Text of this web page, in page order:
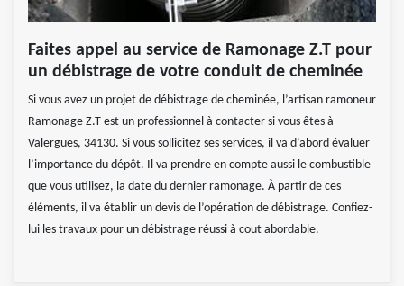
Faites appel au service de Ramonage Z.T pour
un débistrage de votre conduit de cheminée
Si vous avez un projet de débistrage de cheminée, l’artisan ramoneur
Ramonage Z.T est un professionnel à contacter si vous êtes à
Valergues, 34130. Si vous sollicitez ses services, il va d’abord évaluer
l’importance du dépôt. Il va prendre en compte aussi le combustible
que vous utilisez, la date du dernier ramonage. À partir de ces
éléments, il va établir un devis de l’opération de débistrage. Confiez-
lui les travaux pour un débistrage réussi à cout abordable.